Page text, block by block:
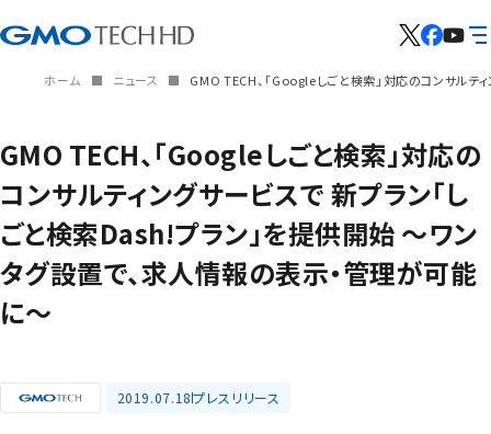
ホーム ニュース GMO TECH、「Googleしごと検索」対応のコンサル
GMO TECH、「Googleしごと検索」対応の
コンサルティングサービスで 新プラン「し
ごと検索Dash!プラン」を提供開始 ～ワン
タグ設置で、求人情報の表示・管理が可能
に～
2019.07.18プレスリリース